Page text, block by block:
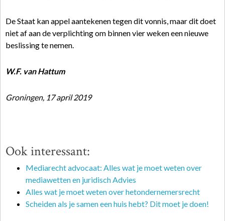
De Staat kan appel aantekenen tegen dit vonnis, maar dit doet
niet af aan de verplichting om binnen vier weken een nieuwe
beslissing te nemen.
W.F. van Hattum
Groningen, 17 april 2019
Ook interessant:
Mediarecht advocaat: Alles wat je moet weten over
mediawetten en juridisch Advies
Alles wat je moet weten over hetondernemersrecht
Scheiden als je samen een huis hebt? Dit moet je doen!